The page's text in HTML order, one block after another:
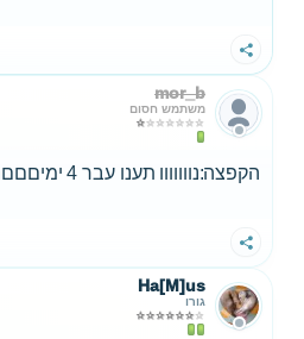
שתף
mor_b
משתמש חסום
הקפצה:נווווווו תענו עבר 4 ימיםםםםםםםםםם
שתף
Ha[M]us
גורו